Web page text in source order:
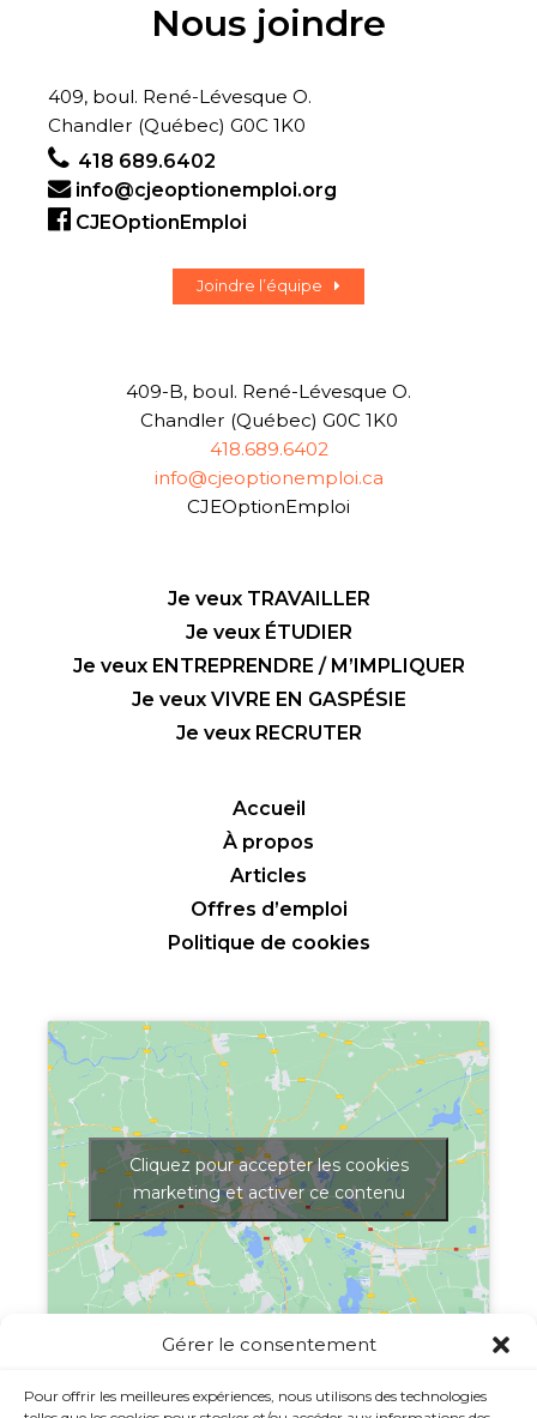
Gérer le consentement
Pour offrir les meilleures expériences, nous utilisons des technologies
Nous joindre
409, boul. René-Lévesque O.
Chandler (Québec) G0C 1K0
418 689.6402
info@cjeoptionemploi.org
CJEOptionEmploi
Joindre l’équipe
409-B, boul. René-Lévesque O.
Chandler (Québec) G0C 1K0
418.689.6402
info@cjeoptionemploi.ca
CJEOptionEmploi
Je veux TRAVAILLER
Je veux ÉTUDIER
Je veux ENTREPRENDRE / M’IMPLIQUER
Je veux VIVRE EN GASPÉSIE
Je veux RECRUTER
Accueil
À propos
Articles
Offres d’emploi
Politique de cookies
Cliquez pour accepter les cookies
marketing et activer ce contenu